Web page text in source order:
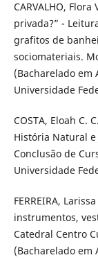
CARVALHO,
privada?” -
grafitos de
sociomateriais.
(Bacharelado em
Universidade
COSTA, Eloah C.
História Natural e
Conclusão de
Universidade
FERREIRA,
instrumentos,
Catedral Centro
(Bacharelado em